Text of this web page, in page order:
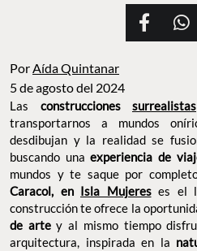
PorAída Quintanar
5 de agosto del 2024
Las construcciones surrealistas
transportarnos a mundos
desdibujan y la realidad se
buscando unaexperiencia de
mundos y te saque por
Caracol, en Isla Mujereses el
construcción te ofrece la
de artey al mismo tiempo
arquitectura, inspirada en la